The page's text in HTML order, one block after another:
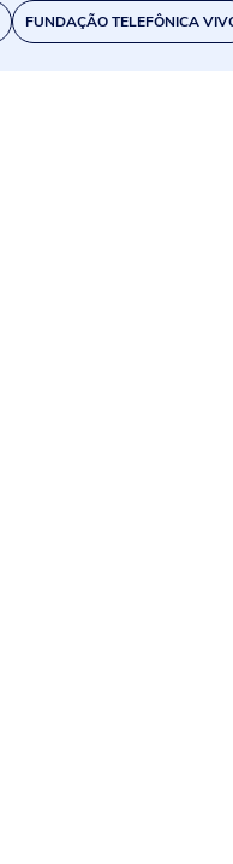
FUNDAÇÃO TELEFÔNICA